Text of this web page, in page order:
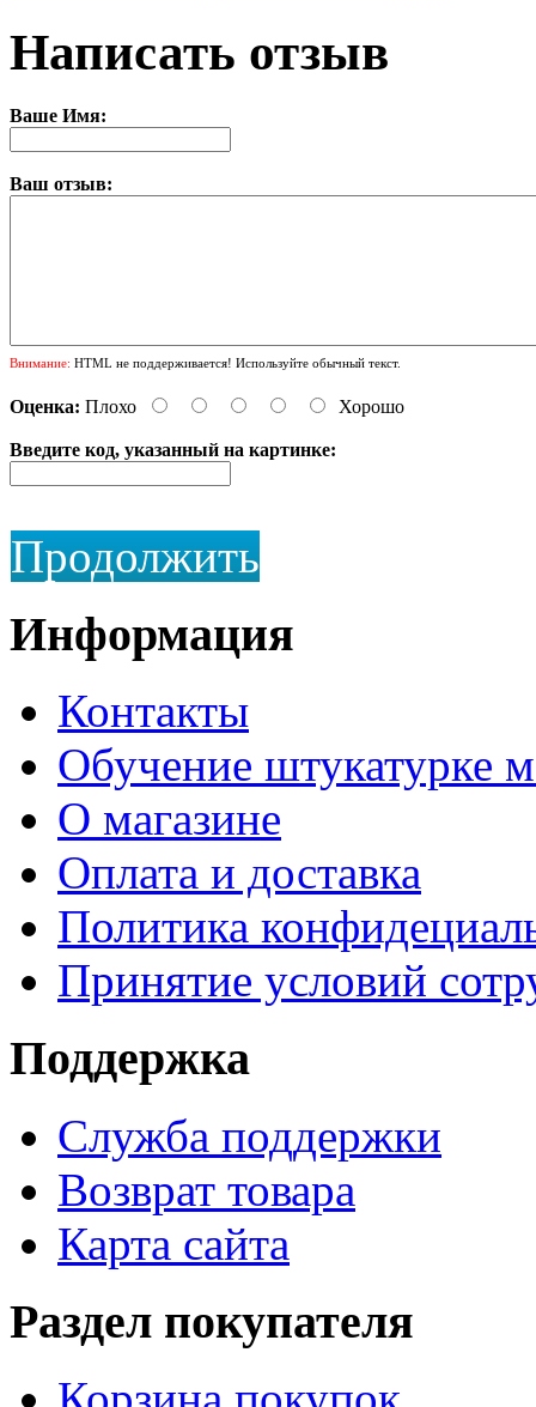
Написать отзыв
Ваше Имя:
Ваш отзыв:
Внимание: HTML не поддерживается! Используйте обычный текст.
Оценка: Плохо Хорошо
Введите код, указанный на картинке:
Продолжить
Информация
Контакты
Обучение штукатурке
О магазине
Оплата и доставка
Политика
Принятие условий
Поддержка
Служба поддержки
Возврат товара
Карта сайта
Раздел покупателя